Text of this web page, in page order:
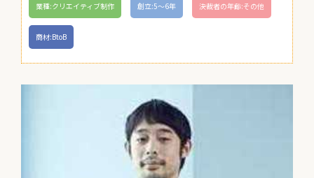
業種:クリエイティブ制作 創立:5〜6年 決裁者の年齢:その他
商材:BtoB